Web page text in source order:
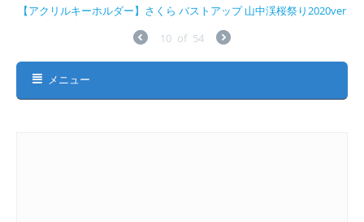
【アクリルキーホルダー】さくら バストアップ 山中渓桜祭り2020ver
10 of 54
メニュー